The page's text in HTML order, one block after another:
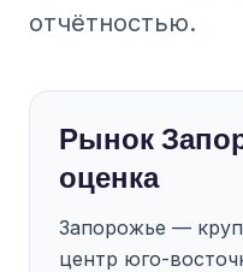
отчётностью.
Рынок
оценка
Запорожье —
центр юго-